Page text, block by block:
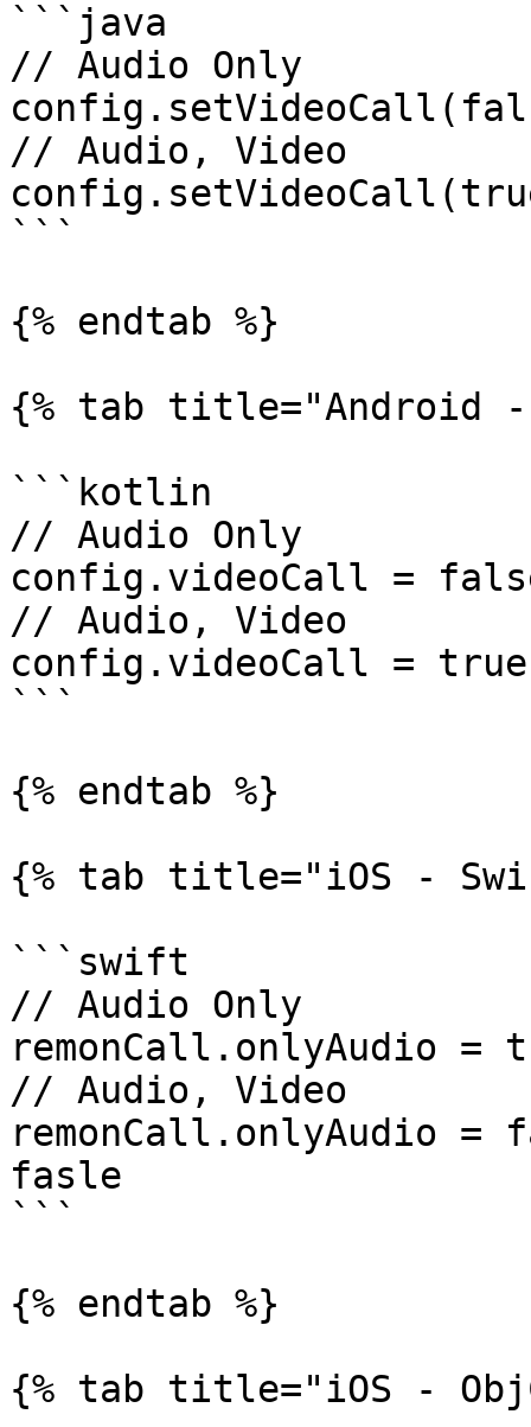
```java
// Audio Only
// Audio, Video
```
{% endtab %}
{% tab title="Android
```kotlin
// Audio Only
config.videoCall =
// Audio, Video
config.videoCall = true
```
{% endtab %}
{% tab title="iOS -
```swift
// Audio Only
remonCall.onlyAudio =
// Audio, Video
fasle
```
{% endtab %}
{% tab title="iOS -